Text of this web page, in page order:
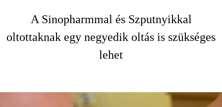
A Sinopharmmal és Szputnyikkal
oltottaknak egy negyedik oltás is szükséges
lehet